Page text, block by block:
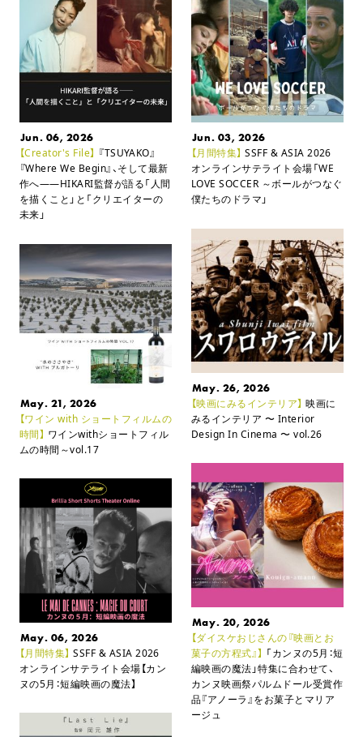
Jun. 06, 2026
【Creator's File】 『TSUYAKO』
『Where We Begin』、そして最新
作へ――HIKARI監督が語る「人間
を描くこと」と「クリエイターの
未来」
Jun. 03, 2026
【月間特集】 SSFF & ASIA 2026
オンラインサテライト会場「WE
LOVE SOCCER ～ボールがつなぐ
僕たちのドラマ」
May. 26, 2026
【映画にみるインテリア】 映画に
みるインテリア 〜 Interior
Design In Cinema 〜 vol.26
May. 21, 2026
【ワイン with ショートフィルムの
時間】 ワインwithショートフィル
ムの時間～vol.17
May. 20, 2026
【ダイスケおじさんの『映画とお
菓子の方程式』】 「カンヌの5月：短
編映画の魔法」特集に合わせて、
カンヌ映画祭パルムドール受賞作
品『アノーラ』をお菓子とマリア
ージュ
May. 06, 2026
【月間特集】 SSFF & ASIA 2026
オンラインサテライト会場【カン
ヌの5月：短編映画の魔法】